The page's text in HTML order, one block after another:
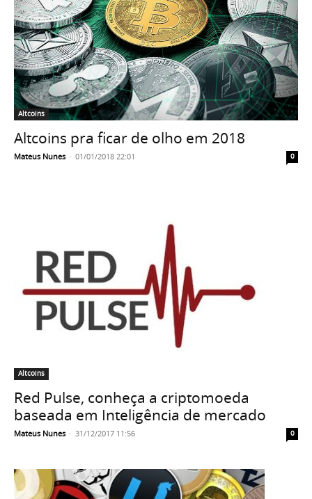
Altcoins
Altcoins pra ficar de olho em 2018
Mateus Nunes - 01/01/2018 22:01 0
Altcoins
Red Pulse, conheça a criptomoeda
baseada em Inteligência de mercado
Mateus Nunes - 31/12/2017 11:56 0